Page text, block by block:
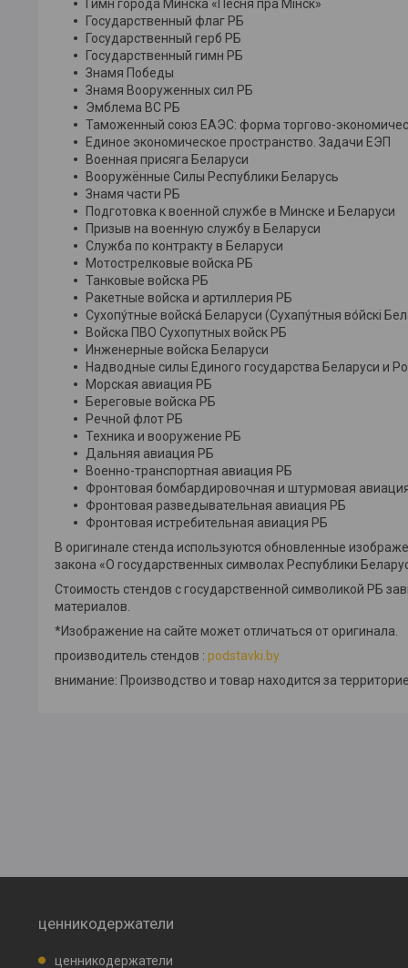
Гимн города Минска «Песня пра Мiнск»
Государственный флаг РБ
Государственный герб РБ
Государственный гимн РБ
Знамя Победы
Знамя Вооруженных сил РБ
Эмблема ВС РБ
Таможенный союз ЕАЭС: форма торгово-
Единое экономическое пространство. Задачи ЕЭП
Военная присяга Беларуси
Вооружённые Силы Республики Беларусь
Знамя части РБ
Подготовка к военной службе в Минске и Беларуси
Призыв на военную службу в Беларуси
Служба по контракту в Беларуси
Мотострелковые войска РБ
Танковые войска РБ
Ракетные войска и артиллерия РБ
Сухопу́тные войска́ Беларуси (Сухапу́тныя во́йскі
Войска ПВО Сухопутных войск РБ
Инженерные войска Беларуси
Надводные силы Единого государства Беларуси и
Морская авиация РБ
Береговые войска РБ
Речной флот РБ
Техника и вооружение РБ
Дальняя авиация РБ
Военно-транспортная авиация РБ
Фронтовая бомбардировочная и штурмовая
Фронтовая разведывательная авиация РБ
Фронтовая истребительная авиация РБ
В оригинале стенда используются обновленные
закона «О государственных символах Республики
Стоимость стендов с государственной символикой РБ
материалов.
*Изображение на сайте может отличаться от оригинала.
производитель стендов : podstavki.by
внимание: Производство и товар находится за
ценникодержатели
ценникодержатели